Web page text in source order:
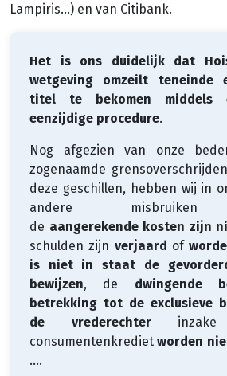
Lampiris…) en van Citibank.
Het is ons duidelijk dat
wetgeving omzeilt teneinde
titel te bekomen middels
eenzijdige procedure.
Nog afgezien van onze
zogenaamde
deze geschillen, hebben wij in
andere misbruiken
de aangerekende kosten zijn
schulden zijn verjaard of
is niet in staat de
bewijzen, de dwingende
betrekking tot de exclusieve
de vrederechterinzake
consumentenkredietworden
….